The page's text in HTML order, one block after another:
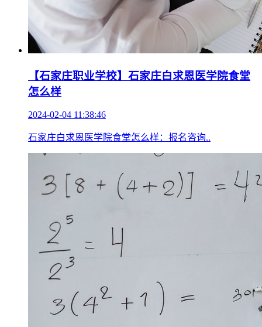
【石家庄职业学校】石家庄白求恩医学院食堂
怎么样
2024-02-04 11:38:46
石家庄白求恩医学院食堂怎么样：报名咨询..